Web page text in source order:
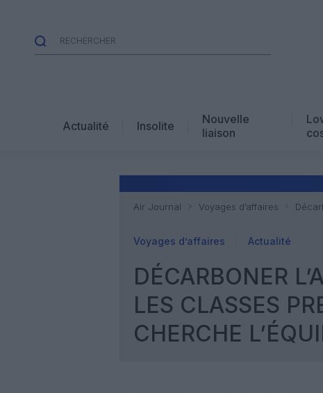
Actualité Insolite
Nouvelle
liaison
Air Journal Voyages d’affaires
Voyages d’affaires Actualité
DÉCARBONER
LES CLASSES
CHERCHE